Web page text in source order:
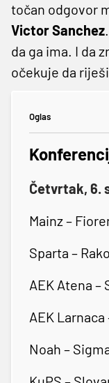
točan odgovor
Victor Sanchez
da ga ima. I da
očekuje da
Oglas
Četvrtak, 6.
Mainz –
Sparta –
AEK Atena –
AEK
Noah –